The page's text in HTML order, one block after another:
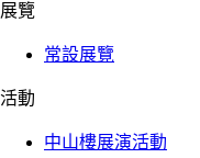
展覽
常設展覽
活動
中山樓展演活動